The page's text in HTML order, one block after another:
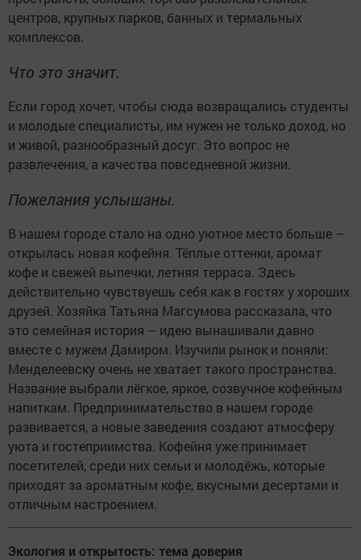
центров, крупных парков, банных и термальных
комплексов.
Что это значит.
Если город хочет, чтобы сюда возвращались студенты
и молодые специалисты, им нужен не только доход, но
и живой, разнообразный досуг. Это вопрос не
развлечения, а качества повседневной жизни.
Пожелания услышаны.
В нашем городе стало на одно уютное место больше –
открылась новая кофейня. Тёплые оттенки, аромат
кофе и свежей выпечки, летняя терраса. Здесь
действительно чувствуешь себя как в гостях у хороших
друзей. Хозяйка Татьяна Магсумова рассказала, что
это семейная история – идею вынашивали давно
вместе с мужем Дамиром. Изучили рынок и поняли:
Менделеевску очень не хватает такого пространства.
Название выбрали лёгкое, яркое, созвучное кофейным
напиткам. Предпринимательство в нашем городе
развивается, а новые заведения создают атмосферу
уюта и гостеприимства. Кофейня уже принимает
посетителей, среди них семьи и молодёжь, которые
приходят за ароматным кофе, вкусными десертами и
отличным настроением.
Экология и открытость: тема доверия